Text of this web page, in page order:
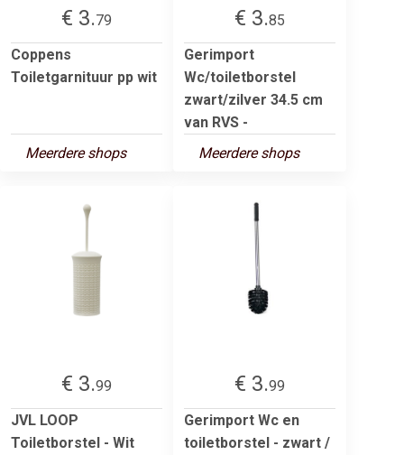
€ 3.79
Coppens
Toiletgarnituur pp wit
Meerdere shops
€ 3.85
Gerimport
Wc/toiletborstel
zwart/zilver 34.5 cm
van RVS -
Meerdere shops
€ 3.99
JVL LOOP
Toiletborstel - Wit
€ 3.99
Gerimport Wc en
toiletborstel - zwart /